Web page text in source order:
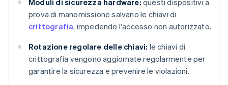
prova di manomissione salvano le chiavi di
crittografia, impedendo l'accesso non autorizzato.
Rotazione regolare delle chiavi: le chiavi di
crittografia vengono aggiornate regolarmente per
garantire la sicurezza e prevenire le violazioni.